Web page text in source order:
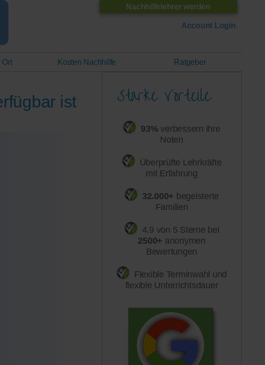
Nachhilfelehrer werden
Account Login
Ort Kosten Nachhilfe Ratgeber
93% verbessern ihre
Noten
Überprüfte Lehrkräfte
mit Erfahrung
32.000+ begeisterte
Familien
4,9 von 5 Sterne bei
2500+ anonymen
Bewertungen
Flexible Terminwahl und
flexible Unterrichtsdauer
ist